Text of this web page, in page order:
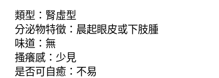
類型：腎虛型
分泌物特徵：晨起眼皮或下肢腫
味道：無
搔癢感：少見
是否可自癒：不易